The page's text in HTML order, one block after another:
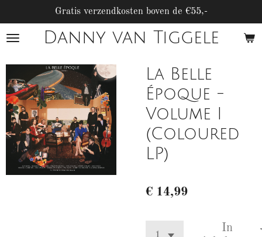
direct
naar
hoofdinhoud
Danny van Tiggele
Gratis verzendkosten boven de €55,-
La Belle
Époque -
Volume I
(Coloured
LP)
€ 14,99
In